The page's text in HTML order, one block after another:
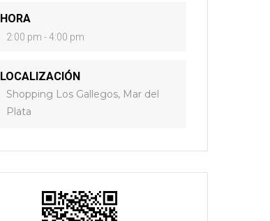
HORA
2:00 pm - 4:00 pm
LOCALIZACIÓN
Shopping Los Gallegos, Mar del
Plata